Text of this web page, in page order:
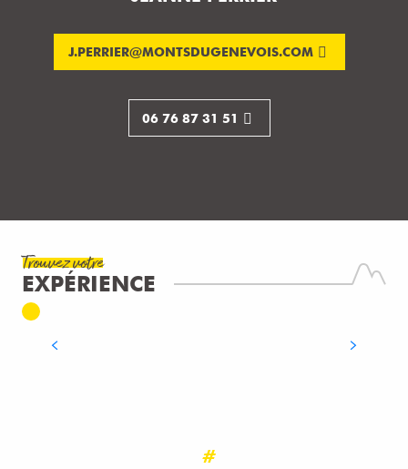
J.PERRIER@MONTSDUGENEVOIS.COM
06 76 87 31 51
Trouvez votre
EXPÉRIENCE
#